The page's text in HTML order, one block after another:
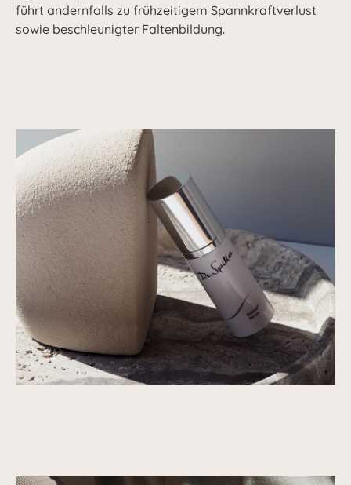
führt andernfalls zu frühzeitigem Spannkraftverlust
sowie beschleunigter Faltenbildung.